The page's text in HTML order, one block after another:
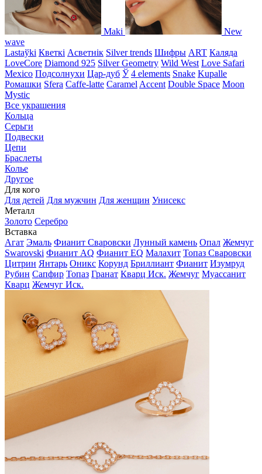
Maki
New
wave
Lastaўki Кветкі Асветнiк Silver trends Шифры ART Каляда
LoveCore Diamond 925 Silver Geometry Wild West Love Safari
Mexico Подсолнухи Цар-дуб Ў 4 elements Snake Kupalle
Ромашки Sfera Caffe-latte Caramel Accent Double Space Moon
Mystic
Все украшения
Кольца
Серьги
Подвески
Цепи
Браслеты
Колье
Другое
Для кого
Для детей Для мужчин Для женщин Унисекс
Металл
Золото Серебро
Вставка
Агат Эмаль Фианит Сваровски Лунный камень Опал Жемчуг
Swarovski Фианит AQ Фианит EQ Малахит Топаз Сваровски
Цитрин Янтарь Оникс Корунд Бриллиант Фианит Изумруд
Рубин Сапфир Топаз Гранат Кварц Иск. Жемчуг Муассанит
Кварц Жемчуг Иск.